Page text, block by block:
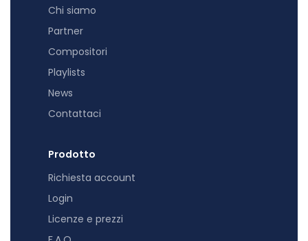
Chi siamo
Partner
Compositori
Playlists
News
Contattaci
Prodotto
Richiesta account
Login
Licenze e prezzi